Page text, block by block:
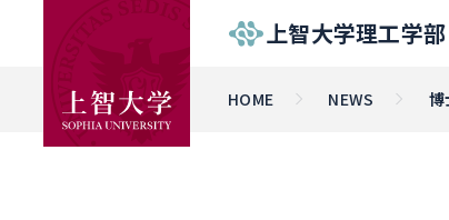
上智大学理工学
HOME NEWS